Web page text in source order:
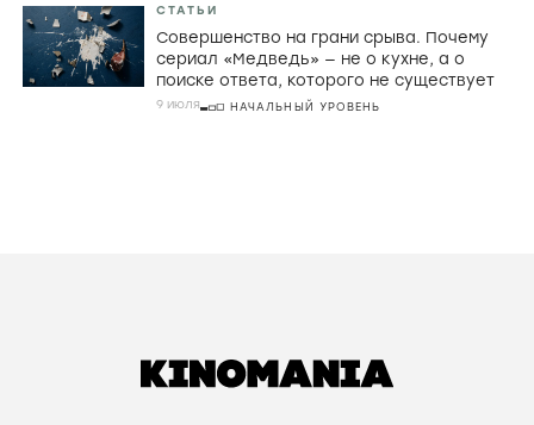
СТАТЬИ
Совершенство на грани срыва. Почему
сериал «Медведь» — не о кухне, а о
поиске ответа, которого не существует
9 июля НАЧАЛЬНЫЙ УРОВЕНЬ